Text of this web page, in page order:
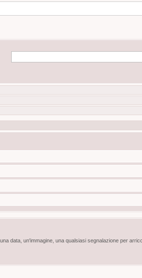
data, un'immagine, una qualsiasi segnalazione per